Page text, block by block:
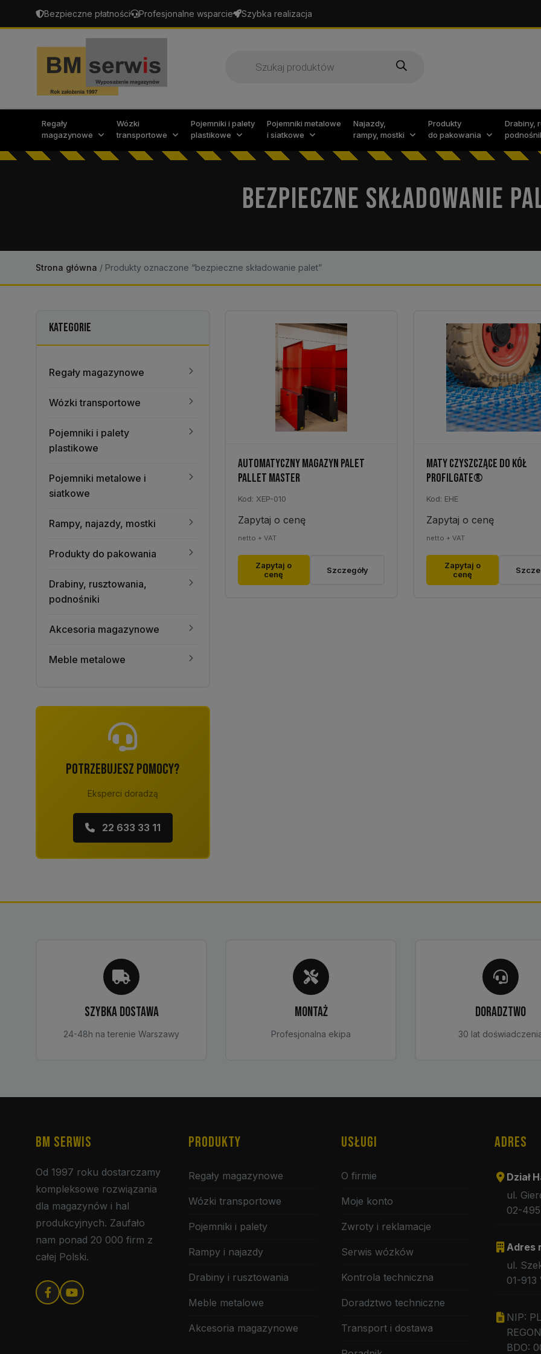
Bezpieczne płatności Profesjonalne wsparcie Szybka realizacja
produktów
Regały
magazynowe
Wózki
transportowe
Pojemniki i palety
plastikowe
Pojemniki metalowe
i siatkowe
Najazdy,
rampy, mostki
Produkty
do pakowania
Drabiny,
BEZPIECZNE SKŁADOWANIE
Strona główna / Produkty oznaczone “bezpieczne składowanie palet”
KATEGORIE
Regały magazynowe
Wózki transportowe
Pojemniki i palety
plastikowe
Pojemniki metalowe i
siatkowe
Rampy, najazdy, mostki
Produkty do pakowania
Drabiny, rusztowania,
podnośniki
Akcesoria magazynowe
Meble metalowe
POTRZEBUJESZ POMOCY?
Eksperci doradzą
22 633 33 11
AUTOMATYCZNY MAGAZYN PALET
PALLET MASTER
Kod: XEP-010
Zapytaj o cenę
netto + VAT
Zapytaj o
cenę
Szczegóły
MATY CZYSZCZĄCE DO KÓŁ
PROFILGATE®
Kod: EHE
Zapytaj o cenę
netto + VAT
Zapytaj o
cenę
SZYBKA DOSTAWA
24-48h na terenie Warszawy
MONTAŻ
Profesjonalna ekipa
DORADZTWO
30 lat
BM SERWIS
Od 1997 roku dostarczamy
kompleksowe rozwiązania
dla magazynów i hal
produkcyjnych. Zaufało
nam ponad 20 000 firm z
całej Polski.
PRODUKTY
Regały magazynowe
Wózki transportowe
Pojemniki i palety
Rampy i najazdy
Drabiny i rusztowania
Meble metalowe
Akcesoria magazynowe
USŁUGI
O firmie
Moje konto
Zwroty i reklamacje
Serwis wózków
Kontrola techniczna
Doradztwo techniczne
Transport i dostawa
ADRES
Dział
ul.
02-
Adres
ul.
01-913
NIP:
BDO: